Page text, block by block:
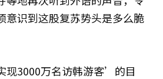
意识到这股复苏势头是多么脆
现3000万名访韩游客’的目